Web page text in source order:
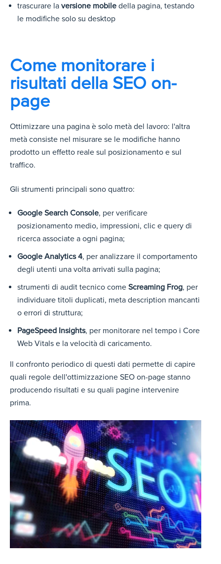
trascurare la versione mobile della pagina, testando
le modifiche solo su desktop
Come monitorare i
risultati della SEO on-
page
Ottimizzare una pagina è solo metà del lavoro: l'altra
metà consiste nel misurare se le modifiche hanno
prodotto un effetto reale sul posizionamento e sul
traffico.
Gli strumenti principali sono quattro:
Google Search Console, per verificare
posizionamento medio, impressioni, clic e query di
ricerca associate a ogni pagina;
Google Analytics 4, per analizzare il comportamento
degli utenti una volta arrivati sulla pagina;
strumenti di audit tecnico come Screaming Frog, per
individuare titoli duplicati, meta description mancanti
o errori di struttura;
PageSpeed Insights, per monitorare nel tempo i Core
Web Vitals e la velocità di caricamento.
Il confronto periodico di questi dati permette di capire
quali regole dell'ottimizzazione SEO on-page stanno
producendo risultati e su quali pagine intervenire
prima.